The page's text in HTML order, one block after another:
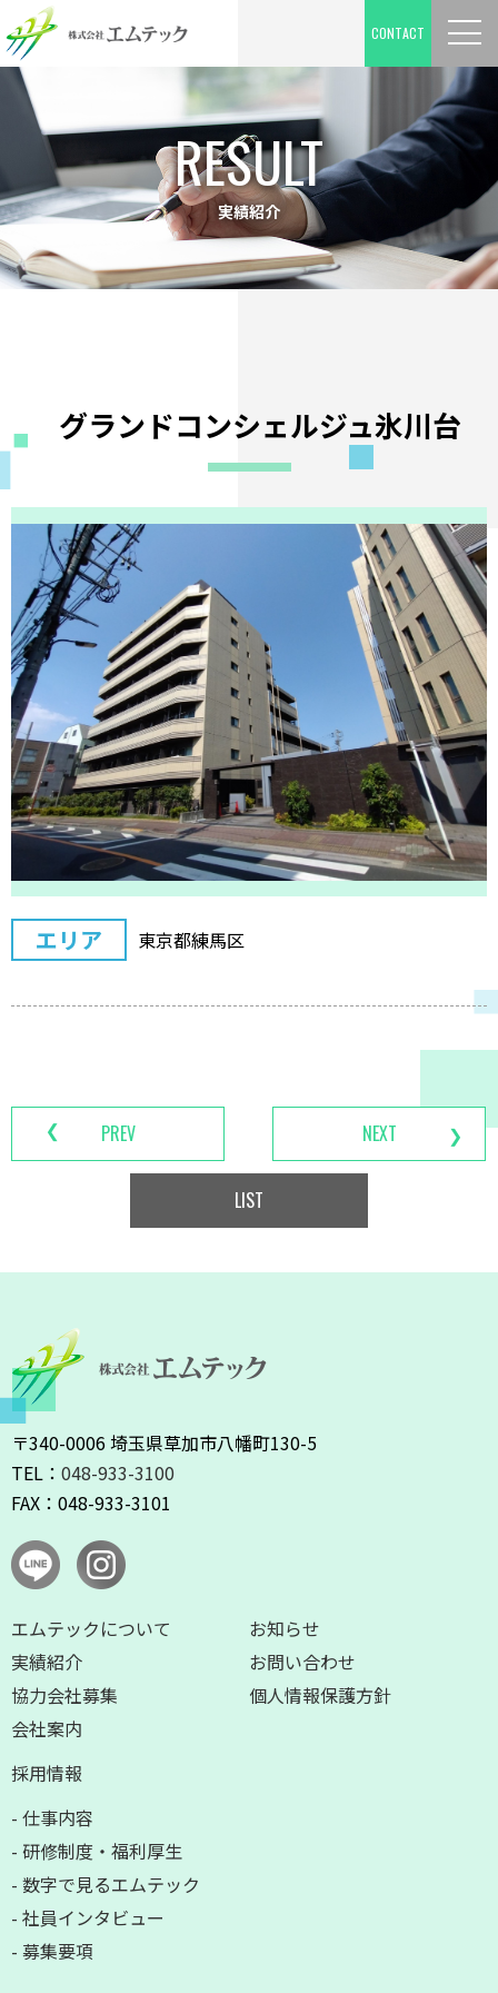
CONTACT
RESULT
実績紹介
グランドコンシェルジュ氷川台
エリア 東京都練馬区
PREV NEXT
LIST
〒340-0006 埼玉県草加市八幡町130-5
TEL： 048-933-3100
FAX：048-933-3101
エムテックについて
実績紹介
協⼒会社募集
会社案内
採⽤情報
- 仕事内容
- 研修制度・福利厚⽣
- 数字で⾒るエムテック
- 社員インタビュー
- 募集要項
お知らせ
お問い合わせ
個人情報保護方針